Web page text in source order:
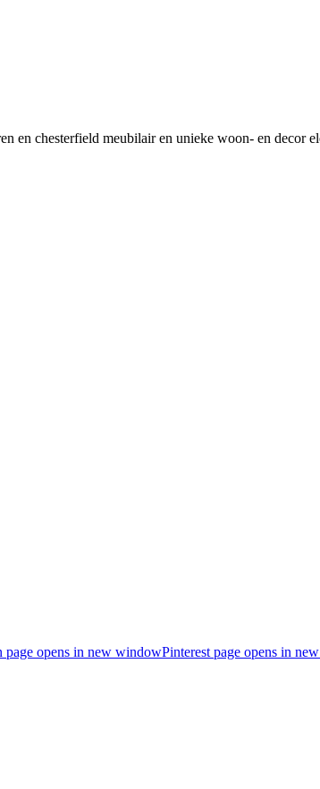
en chesterfield meubilair en unieke woon- en decor
page opens in new windowPinterest page opens in